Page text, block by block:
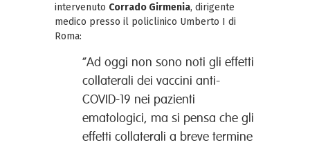
intervenuto Corrado Girmenia, dirigente
medico presso il policlinico Umberto I di
Roma:
“Ad oggi non sono noti gli effetti
collaterali dei vaccini anti-
COVID-19 nei pazienti
ematologici, ma si pensa che gli
effetti collaterali a breve termine